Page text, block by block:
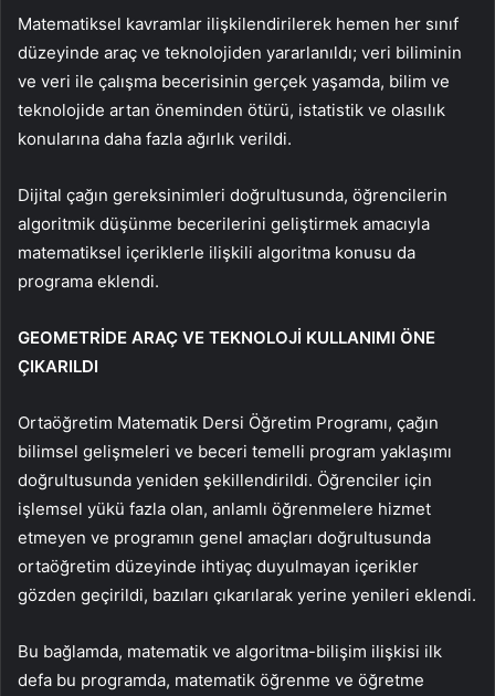
Matematiksel kavramlar ilişkilendirilerek hemen her sınıf
düzeyinde araç ve teknolojiden yararlanıldı; veri biliminin
ve veri ile çalışma becerisinin gerçek yaşamda, bilim ve
teknolojide artan öneminden ötürü, istatistik ve olasılık
konularına daha fazla ağırlık verildi.
Dijital çağın gereksinimleri doğrultusunda, öğrencilerin
algoritmik düşünme becerilerini geliştirmek amacıyla
matematiksel içeriklerle ilişkili algoritma konusu da
programa eklendi.
GEOMETRİDE ARAÇ VE TEKNOLOJİ KULLANIMI ÖNE
ÇIKARILDI
Ortaöğretim Matematik Dersi Öğretim Programı, çağın
bilimsel gelişmeleri ve beceri temelli program yaklaşımı
doğrultusunda yeniden şekillendirildi. Öğrenciler için
işlemsel yükü fazla olan, anlamlı öğrenmelere hizmet
etmeyen ve programın genel amaçları doğrultusunda
ortaöğretim düzeyinde ihtiyaç duyulmayan içerikler
gözden geçirildi, bazıları çıkarılarak yerine yenileri eklendi.
Bu bağlamda, matematik ve algoritma-bilişim ilişkisi ilk
defa bu programda, matematik öğrenme ve öğretme